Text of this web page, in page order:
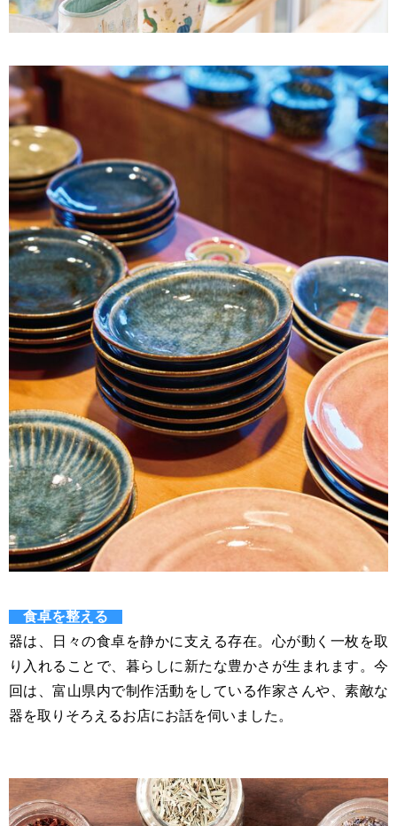
食卓を整える
器は、日々の食卓を静かに支える存在。心が動く一枚を取
り入れることで、暮らしに新たな豊かさが生まれます。今
回は、富山県内で制作活動をしている作家さんや、素敵な
器を取りそろえるお店にお話を伺いました。